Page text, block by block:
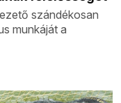
szándékosan
munkáját a